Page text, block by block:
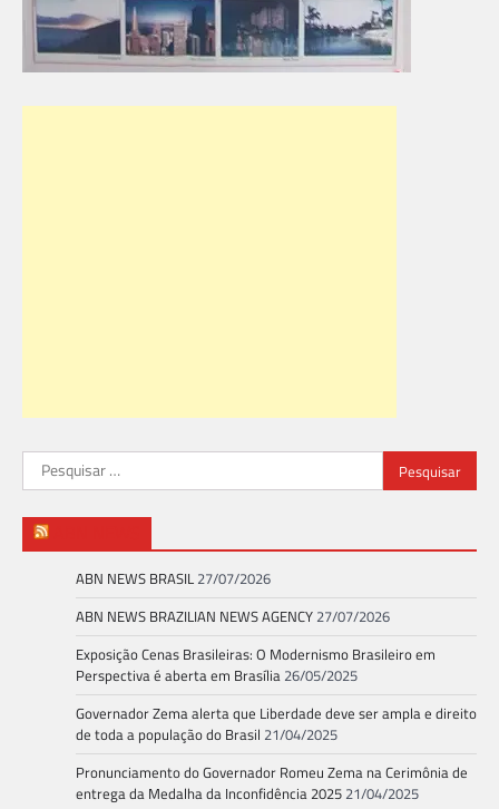
Pesquisar
por:
ABN NEWS BRASIL 27/07/2026
ABN NEWS BRAZILIAN NEWS AGENCY 27/07/2026
Exposição Cenas Brasileiras: O Modernismo Brasileiro em
Perspectiva é aberta em Brasília 26/05/2025
Governador Zema alerta que Liberdade deve ser ampla e direito
de toda a população do Brasil 21/04/2025
Pronunciamento do Governador Romeu Zema na Cerimônia de
entrega da Medalha da Inconfidência 2025 21/04/2025